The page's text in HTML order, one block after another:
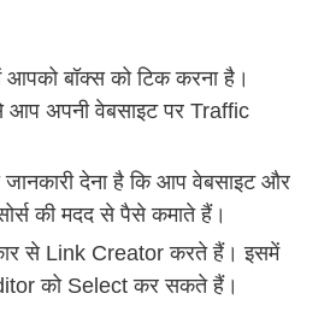
बॉक्स को टिक करना है।
आप अपनी वेबसाइट पर Traffic
देना है कि आप वेबसाइट और
की मदद से पैसे कमाते हैं।
से Link Creator करते हैं। इसमें
को Select कर सकते हैं।